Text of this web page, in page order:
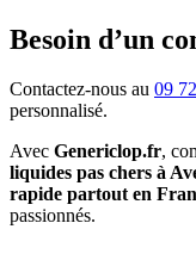
Besoin d’un
Contactez-nous au 09
personnalisé.
Avec Genericlop.fr,
liquides pas chers à
rapide partout en
passionnés.